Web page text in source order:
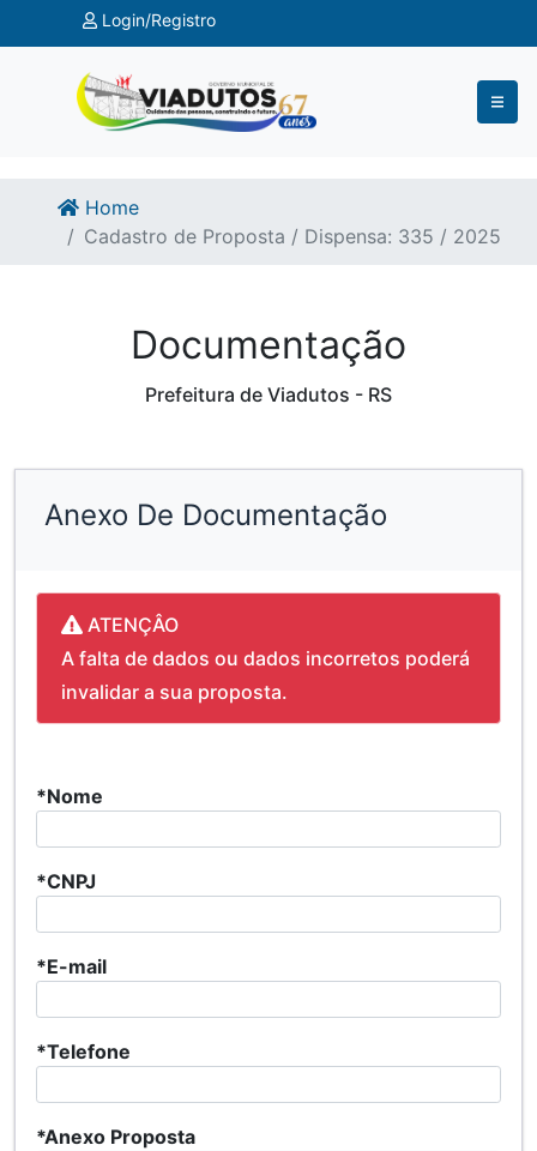
Ir para o conteúdo
Ir para o fim do conteúdo
Login/Registro
Home
Cadastro de Proposta / Dispensa: 335 / 2025
Documentação
Prefeitura de Viadutos - RS
Anexo De Documentação
ATENÇÂO
A falta de dados ou dados incorretos poderá
invalidar a sua proposta.
*Nome
*CNPJ
*E-mail
*Telefone
*Anexo Proposta